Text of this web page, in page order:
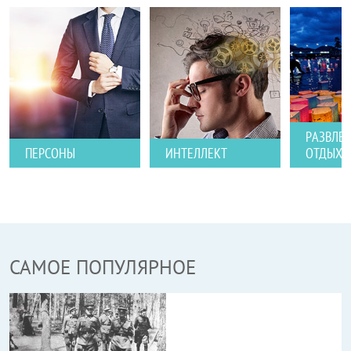
ПЕРСОНЫ ИНТЕЛЛЕКТ
ОТДЫХ
САМОЕ ПОПУЛЯРНОЕ